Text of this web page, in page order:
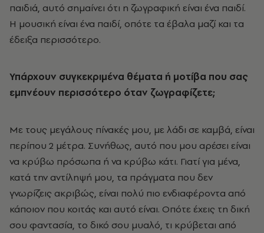
παιδιά, αυτό σημαίνει ότι η ζωγραφική είναι ένα παιδί.
Η μουσική είναι ένα παιδί, οπότε τα έβαλα μαζί και τα
έδειξα περισσότερο.
Υπάρχουν συγκεκριμένα θέματα ή μοτίβα που σας
εμπνέουν περισσότερο όταν ζωγραφίζετε;
Με τους μεγάλους πίνακές μου, με λάδι σε καμβά, είναι
περίπου 2 μέτρα. Συνήθως, αυτό που μου αρέσει είναι
να κρύβω πρόσωπα ή να κρύβω κάτι. Γιατί για μένα,
κατά την αντίληψή μου, τα πράγματα που δεν
γνωρίζεις ακριβώς, είναι πολύ πιο ενδιαφέροντα από
κάποιον που κοιτάς και αυτό είναι. Οπότε έχεις τη δική
σου φαντασία, το δικό σου μυαλό, τι κρύβεται από